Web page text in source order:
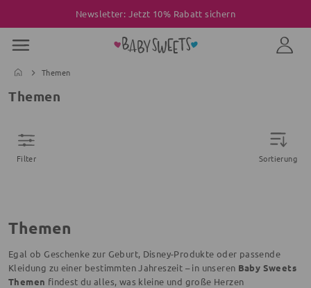
Newsletter: Jetzt 10% Rabatt sichern
Themen
Themen
Filter Sortierung
Themen
Egal ob Geschenke zur Geburt, Disney-Produkte oder passende
Kleidung zu einer bestimmten Jahreszeit – in unseren Baby Sweets
Themen findest du alles, was kleine und große Herzen